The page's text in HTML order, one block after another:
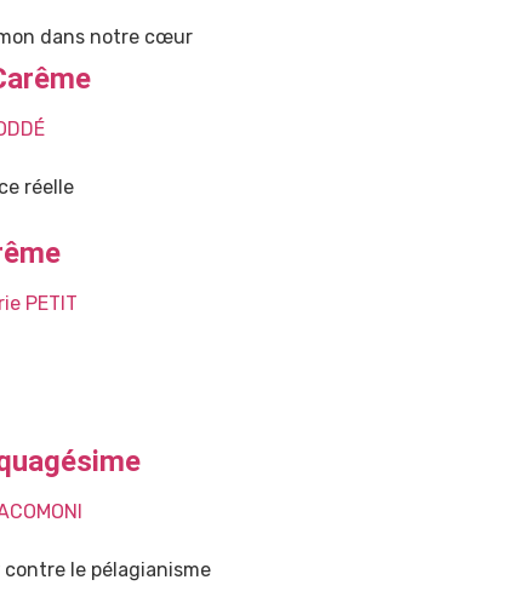
dans notre cœur
réelle
PETIT
le pélagianisme